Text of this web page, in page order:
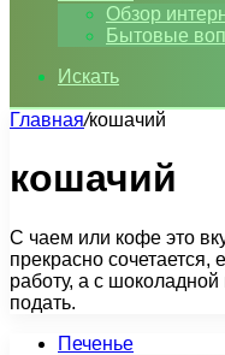
Обзор
Бытовые
Искать
Главная/кошачий
кошачий
С чаем или кофе это
прекрасно сочетается,
работу, а с
подать.
Печенье